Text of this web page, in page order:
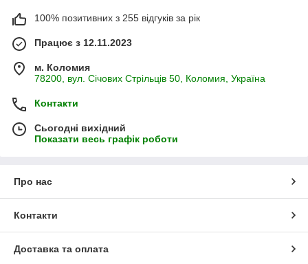
100% позитивних з 255 відгуків за рік
Працює з 12.11.2023
м. Коломия
78200, вул. Січових Стрільців 50, Коломия, Україна
Контакти
Сьогодні вихідний
Показати весь графік роботи
Про нас
Контакти
Доставка та оплата